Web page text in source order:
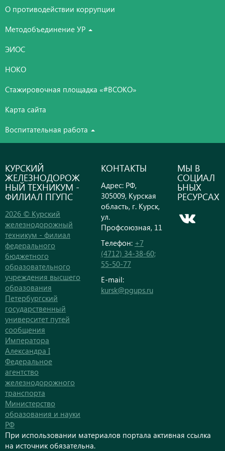
О противодействии коррупции
Методобъединение УР
ЭИОС
НОКО
Стажировочная площадка «#ВСОКО»
Карта сайта
Воспитательная работа
КУРСКИЙ
ЖЕЛЕЗНОДОРОЖ
НЫЙ ТЕХНИКУМ -
ФИЛИАЛ ПГУПС
2026 © Курский
железнодорожный
техникум - филиал
федерального
бюджетного
образовательного
учреждения высшего
образования
Петербургский
государственный
университет путей
сообщения
Императора
Александра I
Федеральное
агентство
железнодорожного
транспорта
Министерство
образования и науки
РФ
КОНТАКТЫ
Адрес: РФ,
305009, Курская
область, г. Курск,
ул.
Профсоюзная, 11
Телефон: +7
(4712) 34-38-60;
55-50-77
E-mail:
kursk@pgups.ru
МЫ В
СОЦИАЛ
ЬНЫХ
РЕСУРСАХ
При использовании материалов портала активная ссылка
на источник обязательна.